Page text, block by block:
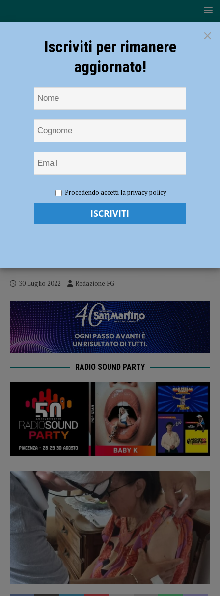
a domicilio: “quarta dose” casa per casa per chi non può muoversi dalla
propria abitazione
A Calendasco vaccino a domicilio:
30 Luglio 2022 Redazione FG
RADIO SOUND PARTY
×
Iscriviti per rimanere
aggiornato!
Procedendo accetti la privacy policy